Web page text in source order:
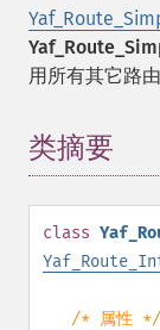
用所有其它路由
类摘要
class
/* 属性 */